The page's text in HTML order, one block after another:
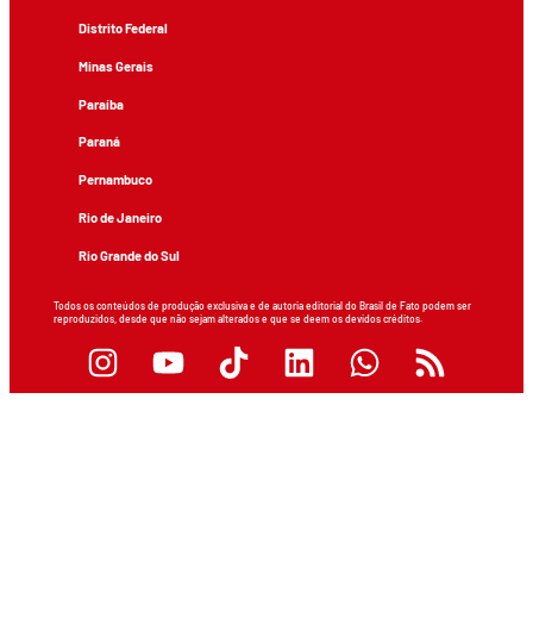
Distrito Federal
Minas Gerais
Paraíba
Paraná
Pernambuco
Rio de Janeiro
Rio Grande do Sul
Todos os conteúdos de produção exclusiva e de autoria editorial do Brasil de Fato podem ser
reproduzidos, desde que não sejam alterados e que se deem os devidos créditos.